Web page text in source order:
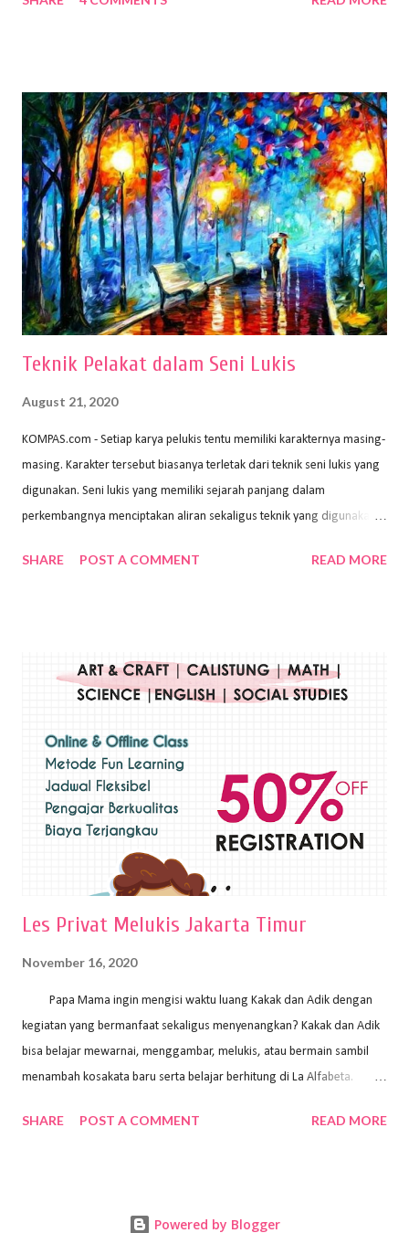
sehingga hasilnya bisa dilihat. Peran alat dan bahan sangat
memiliki spesifikasi berbeda sesuai jenisnya. Berikut peralatan
menggambar bentuk: 1. Kertas Gambar Kegiatan menggambar
membutuhkan kertas yang baik agar proses pembuatan gambar lebih
nyaman dan maksimal. Bahan kertas yang baik salah satu syaratnya
adalah tidak mudah sobek, mengingat menggambar merupakan
proses menggores dan menghapus. Kertas adalah bahan yang paling
ideal digunakan untuk menggambar. Dalam menggambar
menggunakan pen...
Teknik Pelakat dalam Seni Lukis
August 21, 2020
KOMPAS.com - Setiap karya pelukis tentu memiliki karakternya masing-
masing. Karakter tersebut biasanya terletak dari teknik seni lukis yang
digunakan. Seni lukis yang memiliki sejarah panjang dalam
perkembangnya menciptakan aliran sekaligus teknik yang digunakan.
Wayan Kun Adnyana, teknik yang berbeda tentunya akan
menggunakan bahan dasar cat air, cat akrilik, atau cat minyak dengan
sapuan warna cat yang tebal. Dengan memberikan sapuan warna
pelukis untuk menghasilkan lukisan yang mempesona dan tentunya
bernilai tinggi. Ciri teknik plakat Ciri-ciri teknik plakat, yaitu: Sapuan
warna yang kental dan tebal. Hasil lukisan menutupi seluruh bagian
medianya Mem...
SHARE POST A COMMENT READ MORE
Les Privat Melukis Jakarta Timur
November 16, 2020
Papa Mama ingin mengisi waktu luang Kakak dan Adik dengan
kegiatan yang bermanfaat sekaligus menyenangkan? Kakak dan Adik
bisa belajar mewarnai, menggambar, melukis, atau bermain sambil
menambah kosakata baru serta belajar berhitung di La Alfabeta.
kok untuk mengajar dengan metode yang fun, La Alfabeta
SHARE POST A COMMENT READ MORE
Powered by Blogger